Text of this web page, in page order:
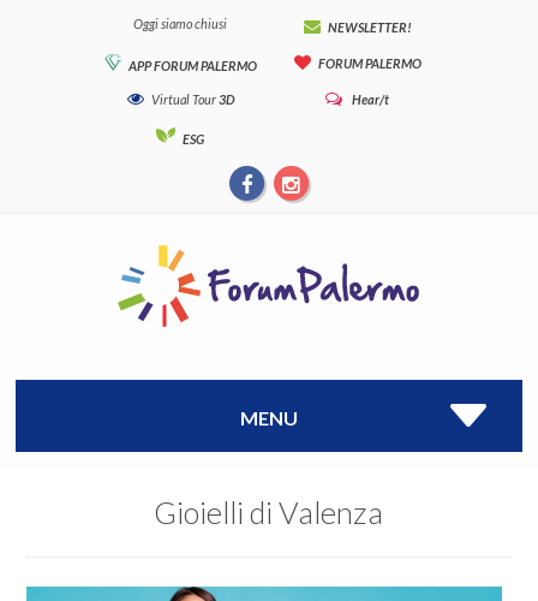
Oggi siamo chiusi NEWSLETTER!
APP FORUM PALERMO FORUM PALERMO
Virtual Tour3D Hear/t
ESG
MENU
Gioielli di Valenza